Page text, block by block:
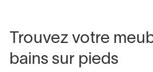
Trouvez votre
bains sur pieds